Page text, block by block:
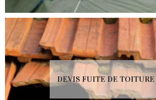
DEVIS FUITE DE TOITURE